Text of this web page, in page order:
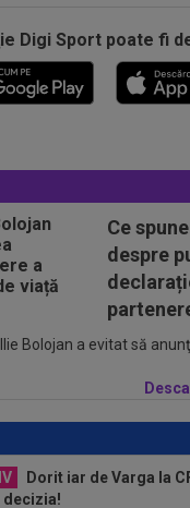
Digi Sport poate fi
Ce
despre
Bolojan a evitat să
Craiova: ”Știi cine mă...
180 de milioane de euro
cu 0-2...
”Îi dau afară pe
Gigi Becali: ”Am
Lovitură de proporții:
și să preia alt club...
oară când o zic”
Dorit iar de Varga la
decizia!